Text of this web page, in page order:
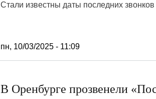
Стали известны даты последних
пн, 10/03/2025 - 11:09
В Оренбурге прозвенели